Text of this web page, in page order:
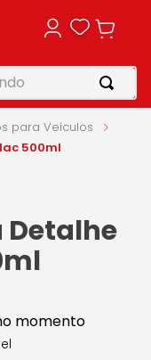
para Veículos
500ml
Detalhe
momento